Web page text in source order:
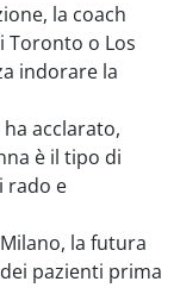
la coach
Toronto o Los
indorare la
ha acclarato,
è il tipo di
rado e
la futura
pazienti prima